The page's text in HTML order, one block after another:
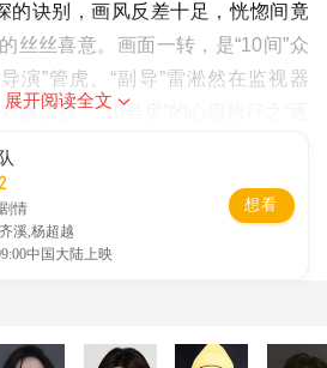
的诀别，画风反差十足，恍惚间竟
丝丝喜意。画面一转，是“10间”众
演”管虎、“副导”雷淞然在监视器
飙演技，“10号房”的心愿旅行之“逐
重彩地上演。别看老刘平日里一脸
子”的英雄执念却是他“公开的秘密心
图“偷渡”炸鸡可乐，即便“时间余额
过得痛快！镜头转回戏中戏桥段，
利落走位，把叛徒和反派一一“秒
导演都忍不住直呼“牛”。老刘酣畅
展开阅读全文
情
溪,杨超越
中国大陆上映
想看